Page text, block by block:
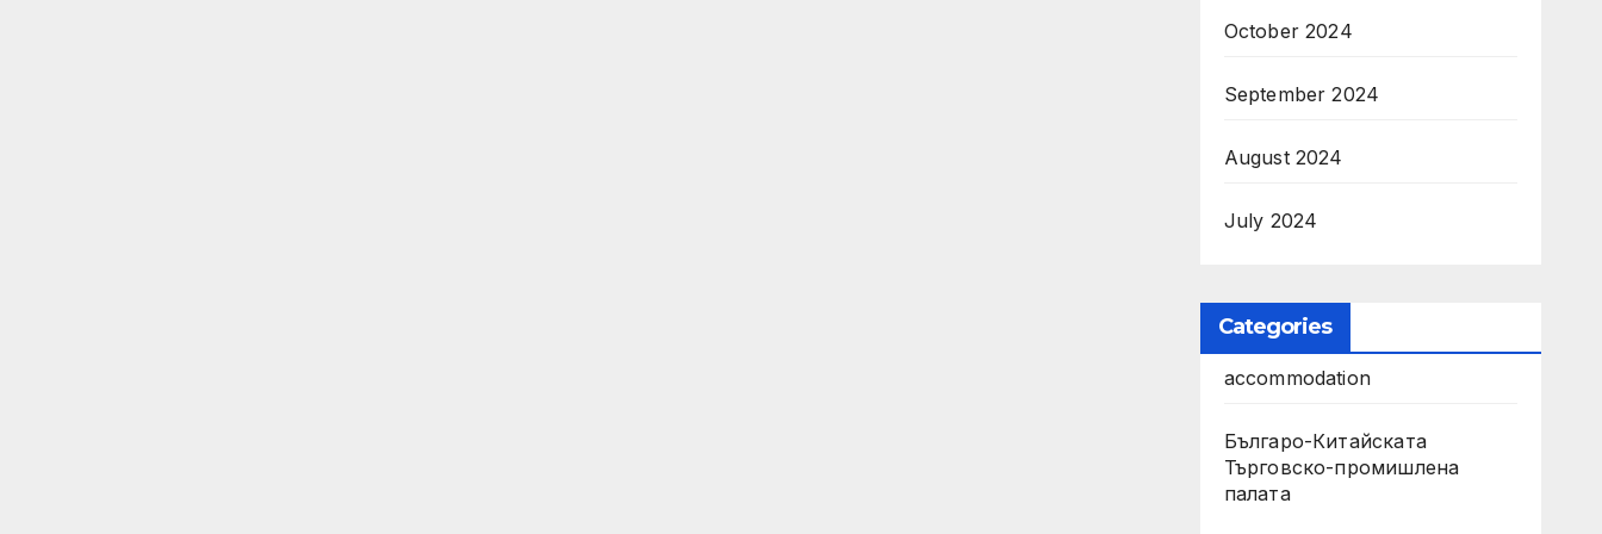
October 2024
September 2024
August 2024
July 2024
Categories
accommodation
Българо-Китайската
Търговско-промишлена
палата